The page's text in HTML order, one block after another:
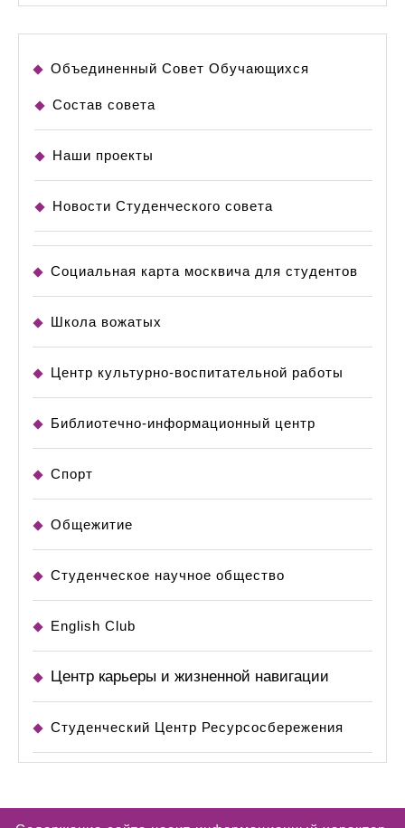
Объединенный Совет Обучающихся
Состав совета
Наши проекты
Новости Студенческого совета
Социальная карта москвича для студентов
Школа вожатых
Центр культурно-воспитательной работы
Библиотечно-информационный центр
Спорт
Общежитие
Студенческое научное общество
English Club
Центр карьеры и жизненной навигации
Студенческий Центр Ресурсосбережения